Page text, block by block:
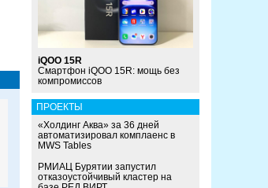
iQOO 15R
Смартфон iQOO 15R: мощь без
компромиссов
ПРОЕКТЫ
«Холдинг Аква» за 36 дней
автоматизировал комплаенс в
MWS Tables
РМИАЦ Бурятии запустил
отказоустойчивый кластер на